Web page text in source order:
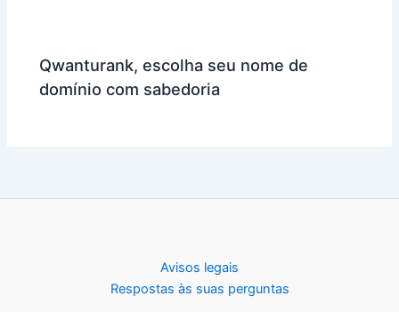
Qwanturank, escolha seu nome de
domínio com sabedoria
Avisos legais
Respostas às suas perguntas